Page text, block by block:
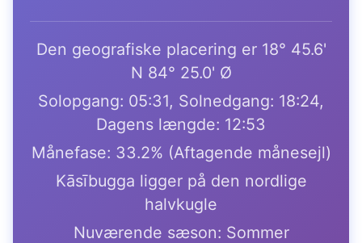
Den geografiske placering er 18° 45.6'
N 84° 25.0' Ø
Solopgang: 05:31, Solnedgang: 18:24,
Dagens længde: 12:53
Månefase: 33.2% (Aftagende månesejl)
Kāsībugga ligger på den nordlige
halvkugle
Nuværende sæson: Sommer